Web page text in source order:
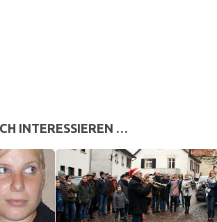
INTERESSIEREN …